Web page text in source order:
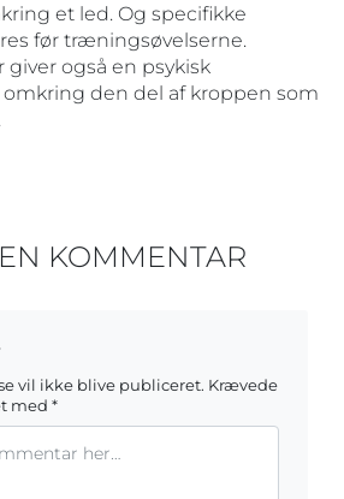
et led. Og specifikke
før træningsøvelserne.
også en psykisk
den del af kroppen som
KOMMENTAR
vil ikke blive publiceret. Krævede
med *